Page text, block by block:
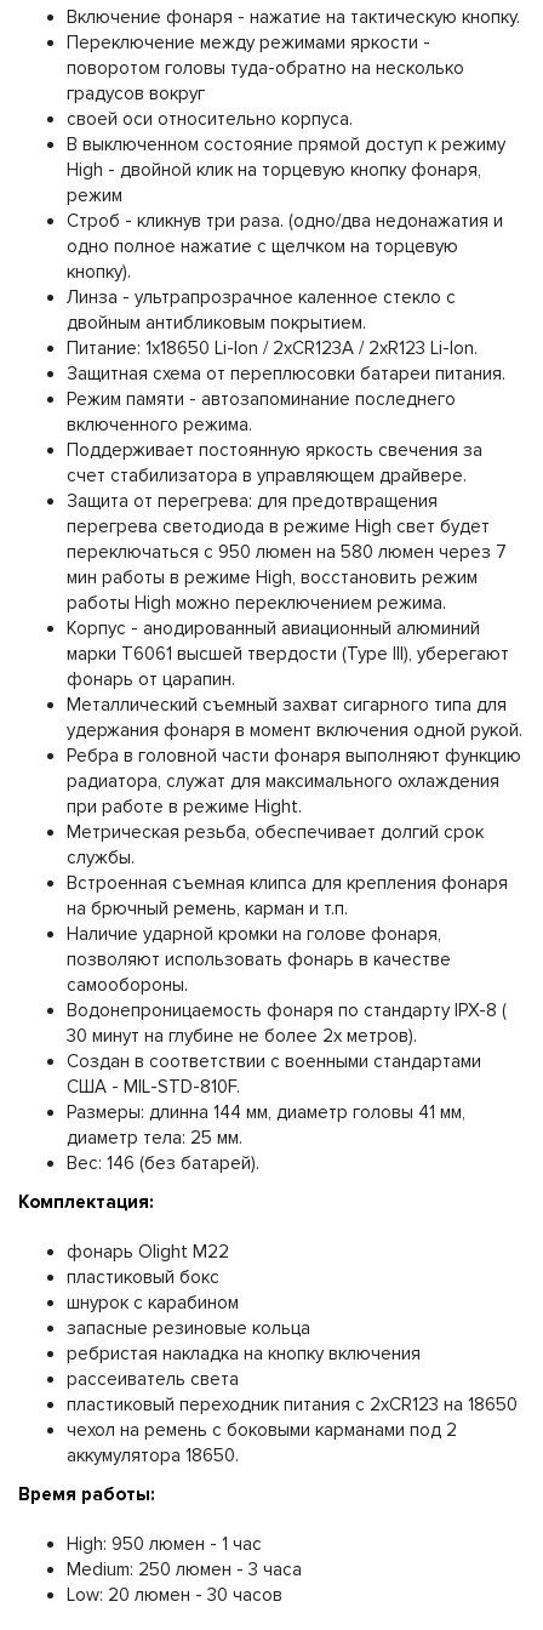
Включение фонаря - нажатие на тактическую кнопку.
Переключение между режимами яркости -
поворотом головы туда-обратно на несколько
градусов вокруг
своей оси относительно корпуса.
В выключенном состояние прямой доступ к режиму
High - двойной клик на торцевую кнопку фонаря,
режим
Строб - кликнув три раза. (одно/два недонажатия и
одно полное нажатие с щелчком на торцевую
кнопку).
Линза - ультрапрозрачное каленное стекло с
двойным антибликовым покрытием.
Питание: 1x18650 Li-Ion / 2xCR123A / 2xR123 Li-Ion.
Защитная схема от переплюсовки батареи питания.
Режим памяти - aвтозапоминание последнего
включенного режима.
Поддерживает постоянную яркость свечения за
счет стабилизатора в управляющем драйвере.
Защита от перегрева: для предотвращения
перегрева светодиода в режиме High свет будет
переключаться с 950 люмен на 580 люмен через 7
мин работы в режиме High, восстановить режим
работы High можно переключением режима.
Корпус - анодированный авиационный алюминий
марки T6061 высшей твердости (Type III), уберегают
фонарь от царапин.
Металлический съемный захват сигарного типа для
удержания фонаря в момент включения одной рукой.
Ребра в головной части фонаря выполняют функцию
радиатора, служат для максимального охлаждения
при работе в режиме Hight.
Метрическая резьба, обеспечивает долгий срок
службы.
Встроенная съемная клипса для крепления фонаря
на брючный ремень, карман и т.п.
Наличие ударной кромки на голове фонаря,
позволяют использовать фонарь в качестве
самообороны.
Водонепроницаемость фонаря по стандарту IPX-8 (
30 минут на глубине не более 2х метров).
Создан в соответствии с военными стандартами
США - MIL-STD-810F.
Размеры: длинна 144 мм, диаметр головы 41 мм,
диаметр тела: 25 мм.
Вес: 146 (без батарей).
Комплектация:
фонарь Olight M22
пластиковый бокс
шнурок с карабином
запасные резиновые кольца
ребристая накладка на кнопку включения
рассеиватель света
пластиковый переходник питания с 2хCR123 на 18650
чехол на ремень с боковыми карманами под 2
аккумулятора 18650.
Время работы:
High: 950 люмен - 1 час
Medium: 250 люмен - 3 часа
Low: 20 люмен - 30 часов